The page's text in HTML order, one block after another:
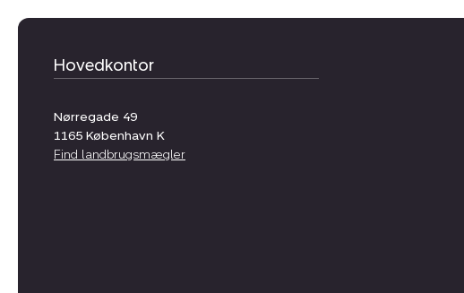
Hovedkontor
Nørregade 49
1165 København K
Find landbrugsmægler